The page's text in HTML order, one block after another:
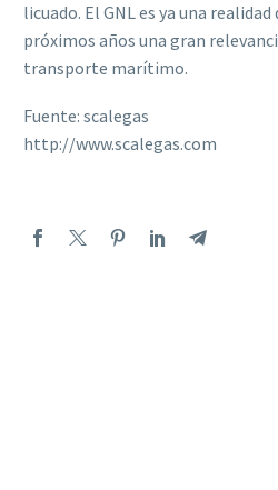
licuado. El GNL es ya una
próximos años una gran
transporte marítimo.
Fuente: scalegas
http://www.scalegas.com